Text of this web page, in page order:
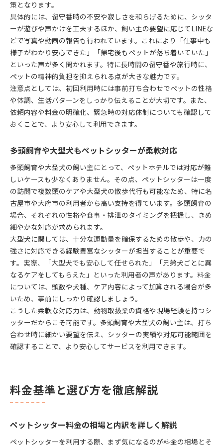
策となります。
具体的には、留守番時の不安や寂しさを和らげるために、シッタ
ーが遊びや声かけを工夫するほか、飼い主の要望に応じてLINEな
どで写真や動画の報告も行われています。これにより「仕事中も
様子がわかり安心できた」「帰宅後もペットが落ち着いていた」
といった声が多く聞かれます。特に長時間の留守番や旅行時に、
ペットの精神的負担を抑えられる点が大きな魅力です。
注意点としては、初回利用時には事前打ち合わせでペットの性格
や体調、生活パターンをしっかり伝えることが大切です。また、
依頼内容や料金の明確化、緊急時の対応体制についても確認して
おくことで、より安心して利用できます。
多頭飼育や大型犬もペットシッターが柔軟対応
多頭飼育や大型犬の飼い主にとって、ペットホテルでは対応が難
しいケースも少なくありません。その点、ペットシッターは一度
の訪問で複数頭のケアや大型犬の散歩代行も可能なため、特に名
古屋市や大府市の利用者から高い支持を得ています。多頭飼育の
場合、それぞれの性格や食事・排泄のタイミングを把握し、きめ
細やかな対応が求められます。
大型犬に関しては、十分な運動量を確保するための散歩や、力の
強さに対応できる経験豊富なシッターが担当することが重要で
す。実際、「大型犬でも安心して任せられた」「兄弟犬ごとに異
なるケアをしてもらえた」といった利用者の声があります。料金
については、頭数や犬種、ケア内容によって加算される場合が多
いため、事前にしっかり確認しましょう。
こうした柔軟な対応力は、動物取扱業の資格や現場経験を持つシ
ッターだからこそ可能です。多頭飼育や大型犬の飼い主は、打ち
合わせ時に細かい要望を伝え、シッターの実績や対応可能範囲を
確認することで、より安心してサービスを利用できます。
料金基準と選び方を徹底解説
ペットシッター料金の相場と内訳を詳しく解説
ペットシッターを利用する際、まず気になるのが料金の相場とそ